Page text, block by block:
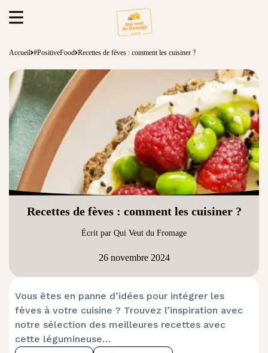
Accueil #PositiveFood Recettes de fèves : comment les cuisiner ?
Recettes de fèves : comment les cuisiner ?
Écrit par Qui Veut du Fromage
26 novembre 2024
Vous êtes en panne d’idées pour intégrer les
fèves à votre cuisine ? Trouvez l’inspiration avec
notre sélection des meilleures recettes avec
cette légumineuse…